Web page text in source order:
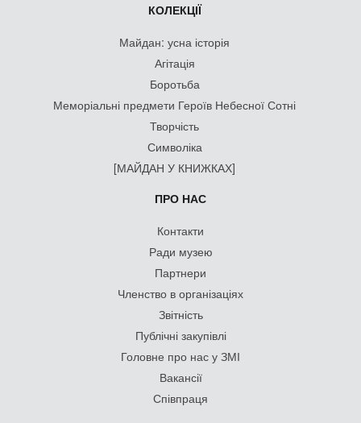
КОЛЕКЦІЇ
Майдан: усна історія
Агітація
Боротьба
Меморіальні предмети Героїв Небесної Сотні
Творчість
Символіка
[МАЙДАН У КНИЖКАХ]
ПРО НАС
Контакти
Ради музею
Партнери
Членство в організаціях
Звітність
Публічні закупівлі
Головне про нас у ЗМІ
Вакансії
Співпраця